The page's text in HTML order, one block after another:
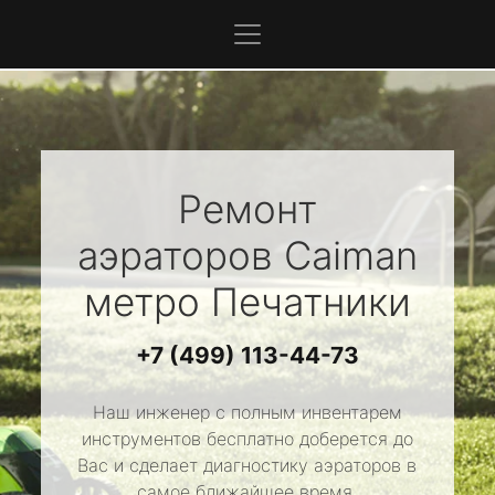
Ремонт
аэраторов Caiman
метро Печатники
+7 (499) 113-44-73
Наш инженер с полным инвентарем
инструментов бесплатно доберется до
Вас и сделает диагностику аэраторов в